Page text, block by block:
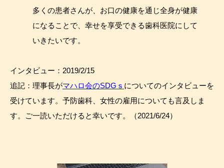
多くの患者さんが、お口の健康を通じ全身が健康
になることで、幸せを享受できる歯科医院にして
いきたいです。
インタビュー：2019/2/15
追記：理事長がマハロ会のSDGｓ についてのインタビューを
受けています。予防歯科、女性の雇用についても言及しま
す。ご一読いただけると幸いです。（2021/6/24）